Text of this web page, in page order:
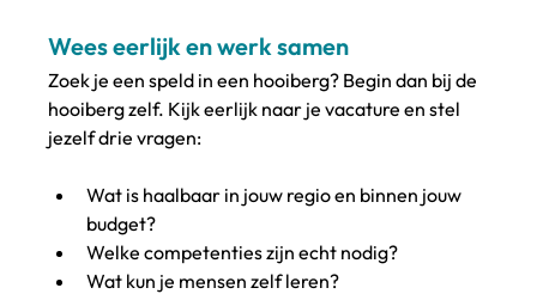
Wees eerlijk en werk samen
Zoek je een speld in een hooiberg? Begin dan bij de
hooiberg zelf. Kijk eerlijk naar je vacature en stel
jezelf drie vragen:
Wat is haalbaar in jouw regio en binnen jouw
budget?
Welke competenties zijn echt nodig?
Wat kun je mensen zelf leren?